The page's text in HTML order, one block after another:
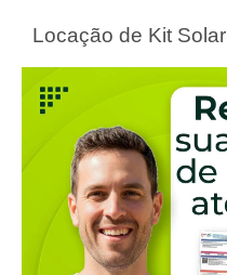
Locação de Kit Solar